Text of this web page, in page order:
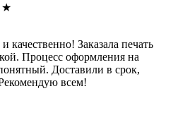
★
качественно! Заказала печать
Процесс оформления на
Доставили в срок,
всем!